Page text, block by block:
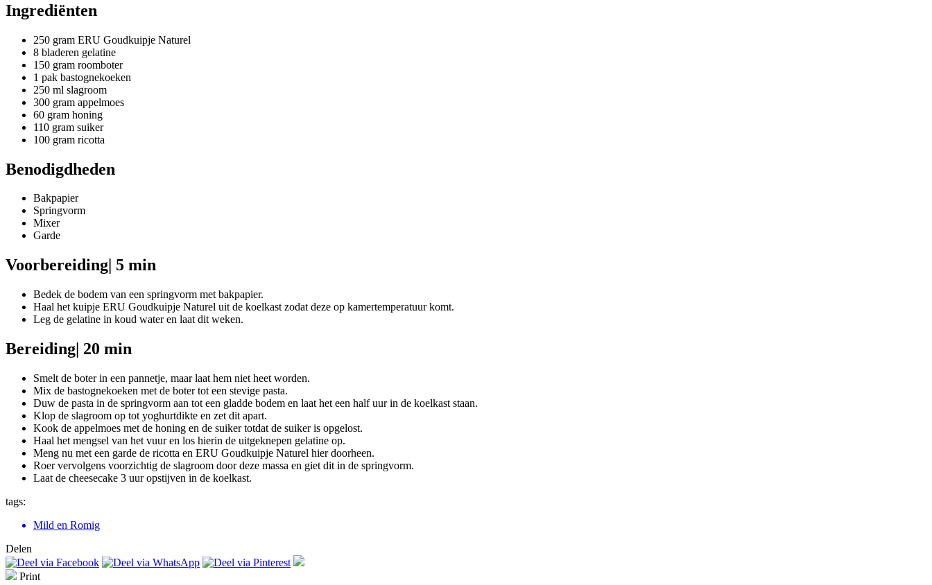
Ingrediënten
250 gram ERU Goudkuipje Naturel
8 bladeren gelatine
150 gram roomboter
1 pak bastognekoeken
250 ml slagroom
300 gram appelmoes
60 gram honing
110 gram suiker
100 gram ricotta
Benodigdheden
Bakpapier
Springvorm
Mixer
Garde
Voorbereiding | 5 min
Bedek de bodem van een springvorm met bakpapier.
Haal het kuipje ERU Goudkuipje Naturel uit de koelkast zodat deze op kamertemperatuur komt.
Leg de gelatine in koud water en laat dit weken.
Bereiding | 20 min
Smelt de boter in een pannetje, maar laat hem niet heet worden.
Mix de bastognekoeken met de boter tot een stevige pasta.
Duw de pasta in de springvorm aan tot een gladde bodem en laat het een half uur in de koelkast staan.
Klop de slagroom op tot yoghurtdikte en zet dit apart.
Kook de appelmoes met de honing en de suiker totdat de suiker is opgelost.
Haal het mengsel van het vuur en los hierin de uitgeknepen gelatine op.
Meng nu met een garde de ricotta en ERU Goudkuipje Naturel hier doorheen.
Roer vervolgens voorzichtig de slagroom door deze massa en giet dit in de springvorm.
Laat de cheesecake 3 uur opstijven in de koelkast.
tags:
Mild en Romig
Delen
Print